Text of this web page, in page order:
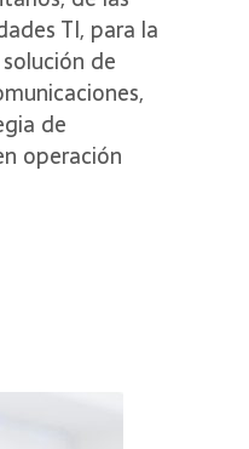
TI, para la
de
de
operación